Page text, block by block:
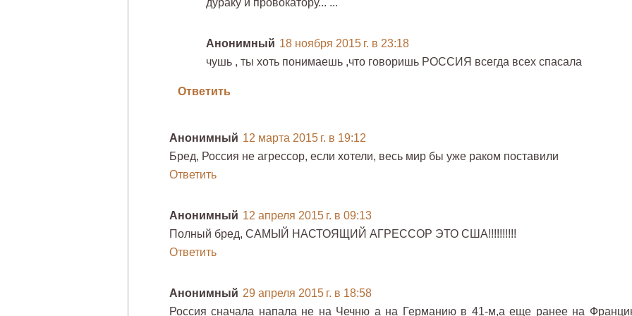
дураку и провокатору... ...
Анонимный 18 ноября 2015 г. в 23:18
чушь , ты хоть понимаешь ,что говоришь РОССИЯ всегда всех спасала
Ответить
Анонимный 12 марта 2015 г. в 19:12
Бред, Россия не агрессор, если хотели, весь мир бы уже раком поставили
Ответить
Анонимный 12 апреля 2015 г. в 09:13
Полный бред, САМЫЙ НАСТОЯЩИЙ АГРЕССОР ЭТО США!!!!!!!!!!
Ответить
Анонимный 29 апреля 2015 г. в 18:58
Россия сначала напала не на Чечню а на Германию в 41-м,а еще ранее на